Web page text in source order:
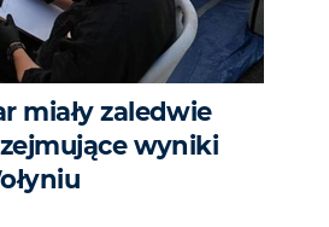
miały zaledwie
wyniki